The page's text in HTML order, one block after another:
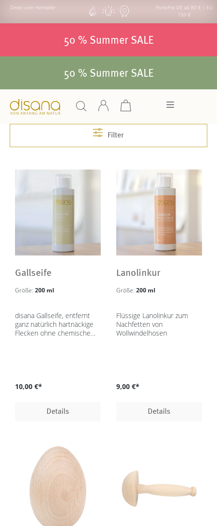
Direkt vom Hersteller
Portofrei DE ab 80 € | EU
150 €
50 % Summer SALE
50 % Summer SALE
Filter
Gallseife
Größe: 200 ml
disana Gallseife, entfernt
ganz natürlich hartnäckige
Flecken ohne chemische
10,00 €*
Details
Lanolinkur
Größe: 200 ml
Flüssige Lanolinkur zum
Nachfetten von
Wollwindelhosen
9,00 €*
Details